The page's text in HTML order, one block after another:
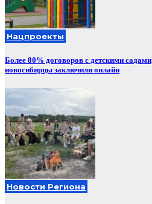
Нацпроекты
Более 80% договоров с детскими садами
новосибирцы заключили онлайн
Новости Региона